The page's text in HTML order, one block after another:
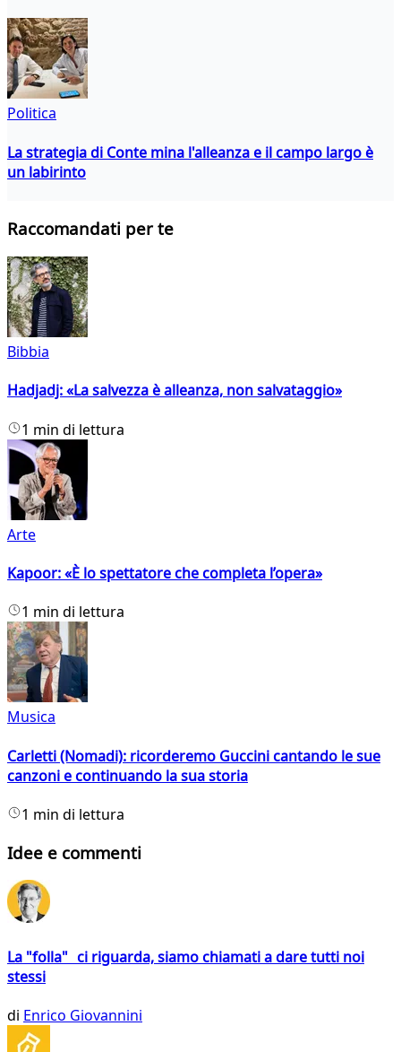
Politica
La strategia di Conte mina l'alleanza e il campo largo è
un labirinto
Raccomandati per te
Bibbia
Hadjadj: «La salvezza è alleanza, non salvataggio»
1 min di lettura
Arte
Kapoor: «È lo spettatore che completa l’opera»
1 min di lettura
Musica
Carletti (Nomadi): ricorderemo Guccini cantando le sue
canzoni e continuando la sua storia
1 min di lettura
Idee e commenti
La "folla" ci riguarda, siamo chiamati a dare tutti noi
stessi
di Enrico Giovannini